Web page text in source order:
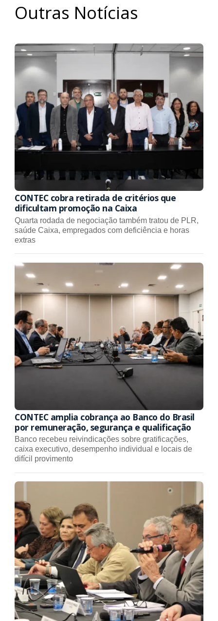
Outras Notícias
CONTEC cobra retirada de critérios que
dificultam promoção na Caixa
Quarta rodada de negociação também tratou de PLR,
saúde Caixa, empregados com deficiência e horas
extras
CONTEC amplia cobrança ao Banco do Brasil
por remuneração, segurança e qualificação
Banco recebeu reivindicações sobre gratificações,
caixa executivo, desempenho individual e locais de
difícil provimento